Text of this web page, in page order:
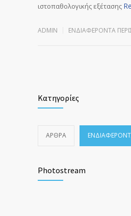
ιστοπαθολογικής εξέτασης
ADMIN ΕΝΔΙΑΦΈΡΟΝΤΑ
Κατηγορίες
ΆΡΘΡΑ
Photostream